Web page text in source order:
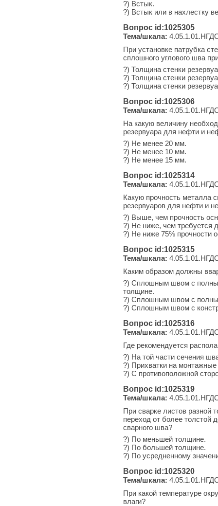
?) Встык.
?) Встык или в нахлестку
Вопрос id:1025305
Тема/шкала:
При установке патрубка
сплошного углового шва
?) Толщина стенки
?) Толщина стенки
?) Толщина стенки
Вопрос id:1025306
Тема/шкала:
На какую величину
резервуара для нефти и
?) Не менее 20 мм.
?) Не менее 10 мм.
?) Не менее 15 мм.
Вопрос id:1025314
Тема/шкала:
Какую прочность металла
резервуаров для нефти и
?) Выше, чем прочность
?) Не ниже, чем требуется
?) Не ниже 75% прочности
Вопрос id:1025315
Тема/шкала:
Каким образом должны
?) Сплошным швом с
толщине.
?) Сплошным швом с
?) Сплошным швом с
Вопрос id:1025316
Тема/шкала:
Где рекомендуется
?) На той части сечения
?) Прихватки на монтажные
?) С противоположной
Вопрос id:1025319
Тема/шкала:
При сварке листов разной
переход от более толстой
сварного шва?
?) По меньшей толщине.
?) По большей толщине.
?) По усредненному
Вопрос id:1025320
Тема/шкала:
При какой температуре
влаги?